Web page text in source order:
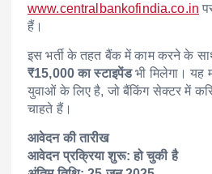
www.centralbankofindia.co.in
हैं।
इस भर्ती के तहत बैंक में काम करने के
₹15,000 का स्टाइपेंडभी मिलेगा। यह
युवाओं के लिए है, जो बैंकिंग सेक्टर में
चाहते हैं।
आवेदन की तारीख
आवेदन प्रक्रिया शुरू: हो चुकी है